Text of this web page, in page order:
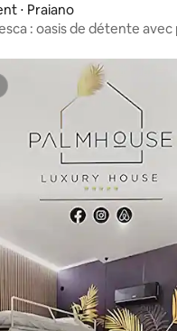
⋅ Praiano
: oasis de détente avec